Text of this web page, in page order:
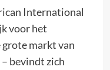
International
voor het
grote markt van
bevindt zich